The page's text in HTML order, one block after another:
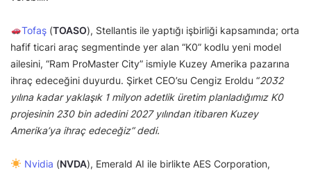
Tofaş(TOASO), Stellantis ile yaptığı işbirliği kapsamında; orta
hafif ticari araç segmentinde yer alan “K0” kodlu yeni model
ailesini, “Ram ProMaster City” ismiyle Kuzey Amerika pazarına
ihraç edeceğini duyurdu. Şirket CEO’su Cengiz Eroldu “2032
yılına kadar yaklaşık 1 milyon adetlik üretim planladığımız K0
projesinin 230 bin adedini 2027 yılından itibaren Kuzey
Amerika’ya ihraç edeceğiz” dedi.
Nvidia (NVDA), Emerald AI ile birlikte AES Corporation,